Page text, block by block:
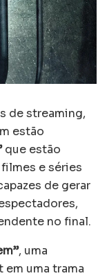
de streaming,
estão
que estão
e séries
de gerar
no final.
, uma
uma trama